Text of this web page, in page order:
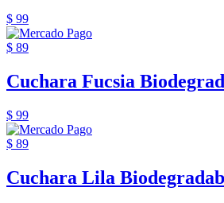
$ 99
$ 89
Cuchara Fucsia
$ 99
$ 89
Cuchara Lila